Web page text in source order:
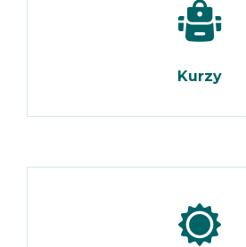
Kurzy